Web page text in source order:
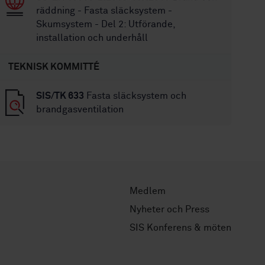
räddning - Fasta släcksystem -
Skumsystem - Del 2: Utförande,
installation och underhåll
TEKNISK KOMMITTÉ
SIS/TK 633 Fasta släcksystem och
brandgasventilation
Medlem
Nyheter och Press
SIS Konferens & möten